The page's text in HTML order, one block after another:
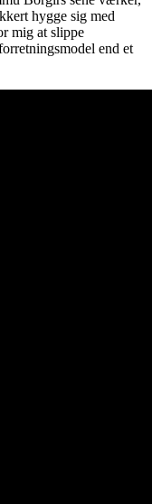
hygge sig med
mig at slippe
end et